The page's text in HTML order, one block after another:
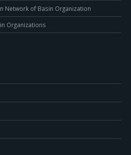
Network of Basin Organization
Organizations